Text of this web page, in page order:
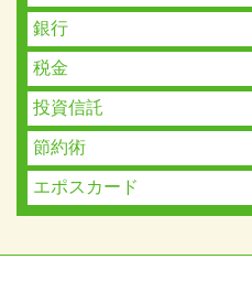
銀行
税金
投資信託
節約術
エポスカード